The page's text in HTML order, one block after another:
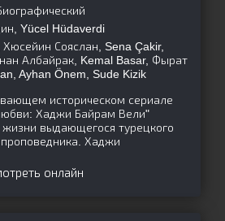
Yücel Hüdaverdi
Хюсейин Сояслан, Sena Çakir,
Албайрак, Kemal Basar, Фырат
Ayhan Önem, Sude Kizik
историческом сериале
Хаджи Байрам Вели"
жизни выдающегося турецкого
Хаджи
онлайн